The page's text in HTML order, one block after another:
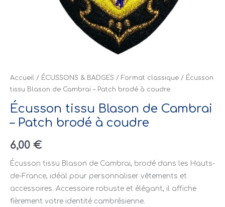
Accueil / ÉCUSSONS & BADGES / Format classique / Écusson
tissu Blason de Cambrai – Patch brodé à coudre
Écusson tissu Blason de Cambrai
– Patch brodé à coudre
6,00 €
Écusson tissu Blason de Cambrai, brodé dans les Hauts-
de-France, idéal pour personnaliser vêtements et
accessoires. Accessoire robuste et élégant, il affiche
fièrement votre identité cambrésienne.